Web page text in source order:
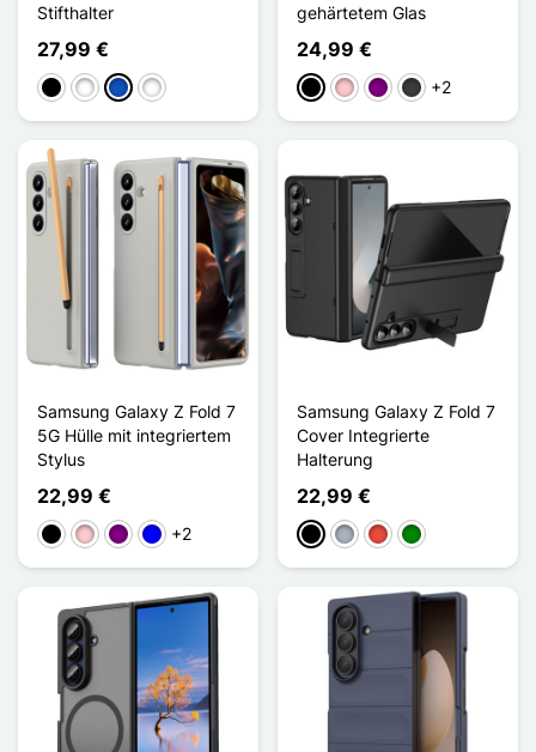
Stifthalter
27,99 €
Schwarz
WeißSaphirVert Gris
gehärtetem Glas
24,99 €
Schwarz
PinkViolettDunkelgrau
+2
Samsung Galaxy Z Fold 7
5G Hülle mit integriertem
Stylus
22,99 €
Schwarz
PinkViolettBlau+2
Samsung Galaxy Z Fold 7
Cover Integrierte
Halterung
22,99 €
Schwarz
GrauRot Grün